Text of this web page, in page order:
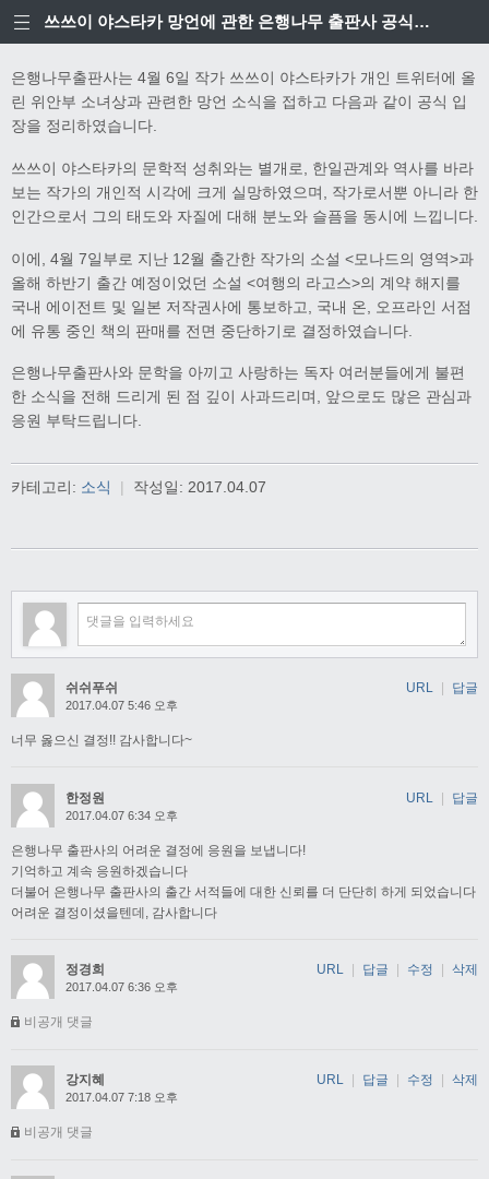
쓰쓰이 야스타카 망언에 관한 은행나무 출판사 공식입장
은행나무출판사는 4월 6일 작가 쓰쓰이 야스타카가 개인 트위터에 올
린 위안부 소녀상과 관련한 망언 소식을 접하고 다음과 같이 공식 입
장을 정리하였습니다.
쓰쓰이 야스타카의 문학적 성취와는 별개로, 한일관계와 역사를 바라
보는 작가의 개인적 시각에 크게 실망하였으며, 작가로서뿐 아니라 한
인간으로서 그의 태도와 자질에 대해 분노와 슬픔을 동시에 느낍니다.
이에, 4월 7일부로 지난 12월 출간한 작가의 소설 <모나드의 영역>과
올해 하반기 출간 예정이었던 소설 <여행의 라고스>의 계약 해지를
국내 에이전트 및 일본 저작권사에 통보하고, 국내 온, 오프라인 서점
에 유통 중인 책의 판매를 전면 중단하기로 결정하였습니다.
은행나무출판사와 문학을 아끼고 사랑하는 독자 여러분들에게 불편
한 소식을 전해 드리게 된 점 깊이 사과드리며, 앞으로도 많은 관심과
응원 부탁드립니다.
카테고리: 소식 | 작성일: 2017.04.07
쉬쉬푸쉬
2017.04.07 5:46 오후
너무 옳으신 결정!! 감사합니다~
URL | 답글
한정원
2017.04.07 6:34 오후
은행나무 출판사의 어려운 결정에 응원을 보냅니다!
기억하고 계속 응원하겠습니다
더불어 은행나무 출판사의 출간 서적들에 대한 신뢰를 더 단단히 하게 되었습니다
어려운 결정이셨을텐데, 감사합니다
URL | 답글
정경희
2017.04.07 6:36 오후
비공개 댓글
URL 답글 수정 삭제
강지혜
2017.04.07 7:18 오후
비공개 댓글
URL 답글 수정 삭제